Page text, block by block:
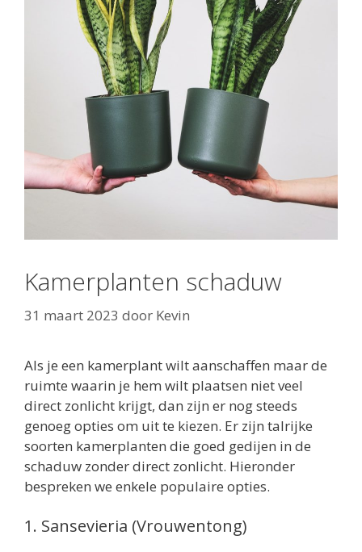
Kamerplanten schaduw
31 maart 2023 door Kevin
Als je een kamerplant wilt aanschaffen maar de
ruimte waarin je hem wilt plaatsen niet veel
direct zonlicht krijgt, dan zijn er nog steeds
genoeg opties om uit te kiezen. Er zijn talrijke
soorten kamerplanten die goed gedijen in de
schaduw zonder direct zonlicht. Hieronder
bespreken we enkele populaire opties.
1. Sansevieria (Vrouwentong)